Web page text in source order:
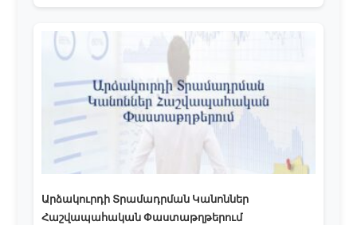
Արձակուրդի Տրամադրման Կանոններ
Հաշվապահական Փաստաթղթերում